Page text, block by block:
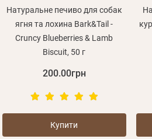
Натуральне печиво для собак
ягня та лохина Bark&Tail -
Cruncy Blueberries & Lamb
Biscuit, 50 г
200.00грн
Купити